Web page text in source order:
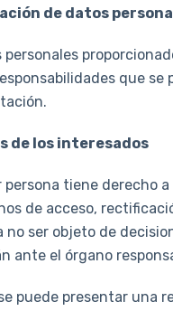
de datos
personales
que
de los interesados
persona tiene derecho
de acceso,
no ser objeto de
ante el órgano
puede presentar una